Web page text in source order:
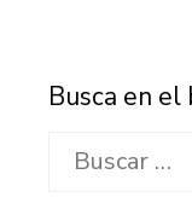
Busca en el
Buscar: